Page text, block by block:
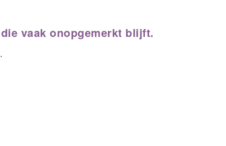
vaak onopgemerkt blijft.